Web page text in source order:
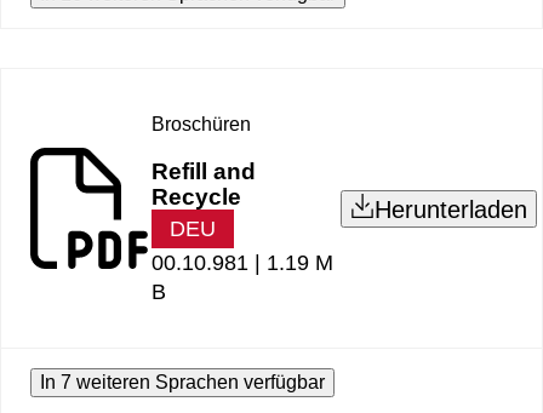
Broschüren
Refill and
Recycle
DEU
00.10.981 | 1.19 M
B
Herunterladen
In 7 weiteren Sprachen verfügbar